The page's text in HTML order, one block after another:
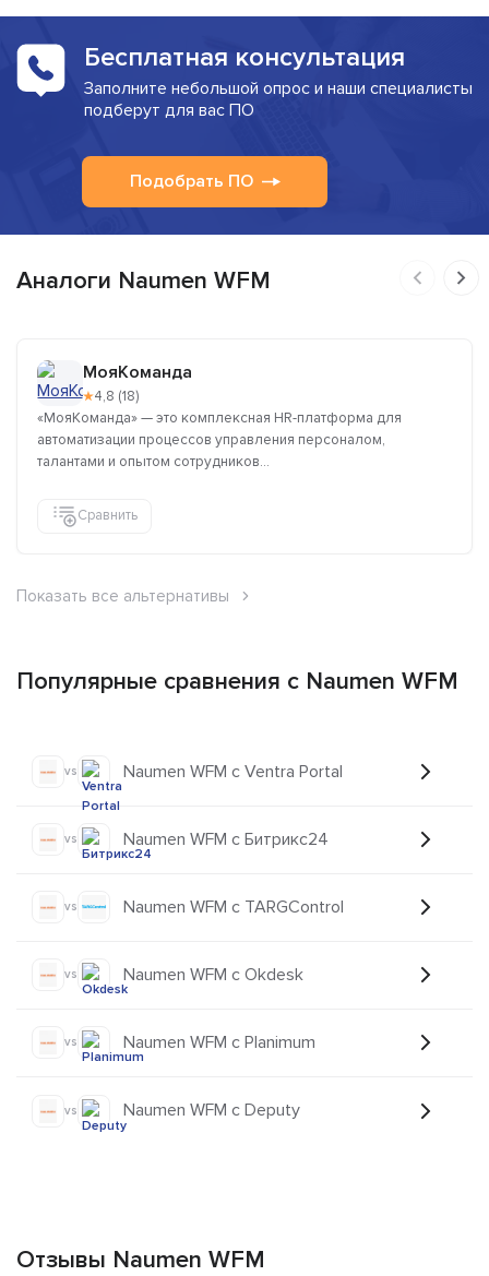
Бесплатная консультация
Заполните небольшой опрос и наши специалисты
подберут для вас ПО
Подобрать ПО
Аналоги Naumen WFM
МояКоманда
★4,8 (18)
«МояКоманда» — это комплексная HR-платформа для
автоматизации процессов управления персоналом,
талантами и опытом сотрудников...
Сравнить
Показать все альтернативы
Популярные сравнения с Naumen WFM
vs Naumen WFM с Ventra Portal
vs Naumen WFM с Битрикс24
vs Naumen WFM с TARGControl
vs Naumen WFM с Okdesk
vs Naumen WFM с Planimum
vs Naumen WFM с Deputy
Отзывы Naumen WFM